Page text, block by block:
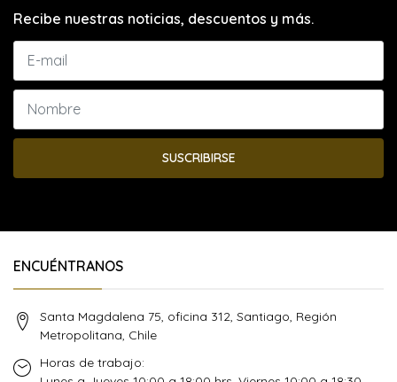
Recibe nuestras noticias, descuentos y más.
SUSCRIBIRSE
ENCUÉNTRANOS
Santa Magdalena 75, oficina 312, Santiago, Región
Metropolitana, Chile
Horas de trabajo: